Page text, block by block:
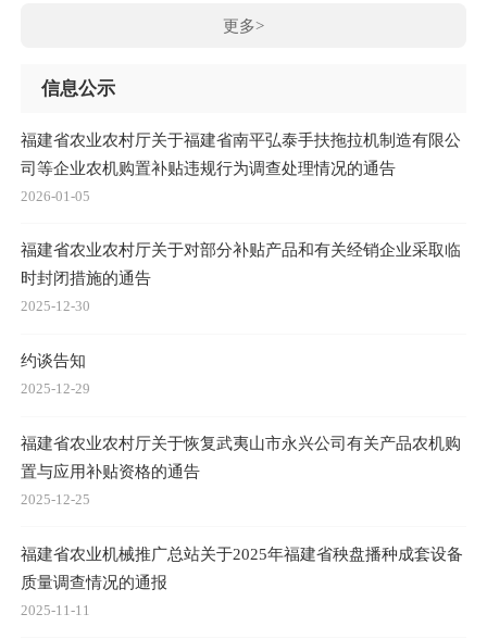
更多>
信息公示
福建省农业农村厅关于福建省南平弘泰手扶拖拉机制造有限公
司等企业农机购置补贴违规行为调查处理情况的通告
2026-01-05
福建省农业农村厅关于对部分补贴产品和有关经销企业采取临
时封闭措施的通告
2025-12-30
约谈告知
2025-12-29
福建省农业农村厅关于恢复武夷山市永兴公司有关产品农机购
置与应用补贴资格的通告
2025-12-25
福建省农业机械推广总站关于2025年福建省秧盘播种成套设备
质量调查情况的通报
2025-11-11